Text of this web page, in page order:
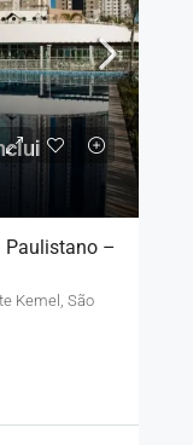
Paulistano –
Kemel, São